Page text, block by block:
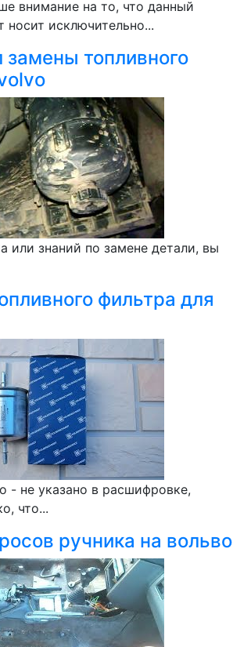
внимание на то, что данный
носит исключительно...
замены топливного
или знаний по замене детали, вы
фильтра для
- не указано в расшифровке,
что...
ручника на вольво